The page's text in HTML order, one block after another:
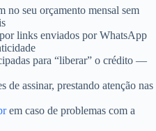
no seu orçamento mensal sem
links enviados por WhatsApp
para “liberar” o crédito —
de assinar, prestando atenção nas
em caso de problemas com a